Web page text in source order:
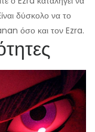
δύσκολο να το
όσο και τον Ezra.